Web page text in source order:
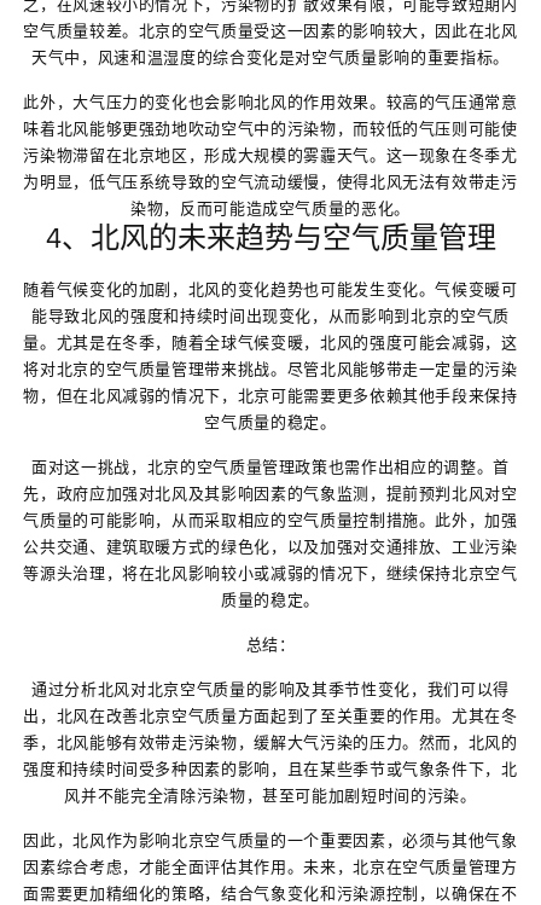
空气质量较差。北京的空气质量受这一因素的影响较大，因此在北风
天气中，风速和温湿度的综合变化是对空气质量影响的重要指标。
此外，大气压力的变化也会影响北风的作用效果。较高的气压通常意
味着北风能够更强劲地吹动空气中的污染物，而较低的气压则可能使
污染物滞留在北京地区，形成大规模的雾霾天气。这一现象在冬季尤
为明显，低气压系统导致的空气流动缓慢，使得北风无法有效带走污
染物，反而可能造成空气质量的恶化。
4、北风的未来趋势与空气质量管理
随着气候变化的加剧，北风的变化趋势也可能发生变化。气候变暖可
能导致北风的强度和持续时间出现变化，从而影响到北京的空气质
量。尤其是在冬季，随着全球气候变暖，北风的强度可能会减弱，这
将对北京的空气质量管理带来挑战。尽管北风能够带走一定量的污染
物，但在北风减弱的情况下，北京可能需要更多依赖其他手段来保持
空气质量的稳定。
面对这一挑战，北京的空气质量管理政策也需作出相应的调整。首
先，政府应加强对北风及其影响因素的气象监测，提前预判北风对空
气质量的可能影响，从而采取相应的空气质量控制措施。此外，加强
公共交通、建筑取暖方式的绿色化，以及加强对交通排放、工业污染
等源头治理，将在北风影响较小或减弱的情况下，继续保持北京空气
质量的稳定。
总结：
通过分析北风对北京空气质量的影响及其季节性变化，我们可以得
出，北风在改善北京空气质量方面起到了至关重要的作用。尤其在冬
季，北风能够有效带走污染物，缓解大气污染的压力。然而，北风的
强度和持续时间受多种因素的影响，且在某些季节或气象条件下，北
风并不能完全清除污染物，甚至可能加剧短时间的污染。
因此，北风作为影响北京空气质量的一个重要因素，必须与其他气象
因素综合考虑，才能全面评估其作用。未来，北京在空气质量管理方
面需要更加精细化的策略，结合气象变化和污染源控制，以确保在不